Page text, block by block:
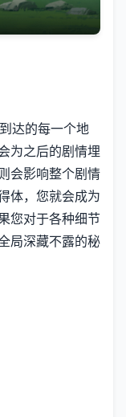
达的每一个地
为之后的剧情埋
会影响整个剧情
体，您就会成为
您对于各种细节
局深藏不露的秘